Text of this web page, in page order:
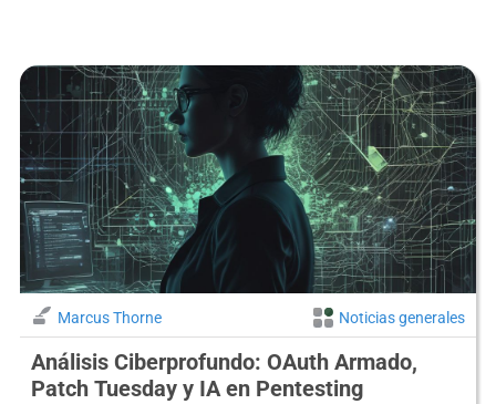
Marcus Thorne Noticias generales
Análisis Ciberprofundo: OAuth Armado,
Patch Tuesday y IA en Pentesting